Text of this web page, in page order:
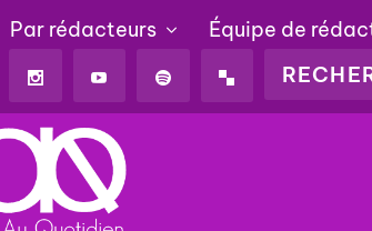
Par rédacteurs Équipe de